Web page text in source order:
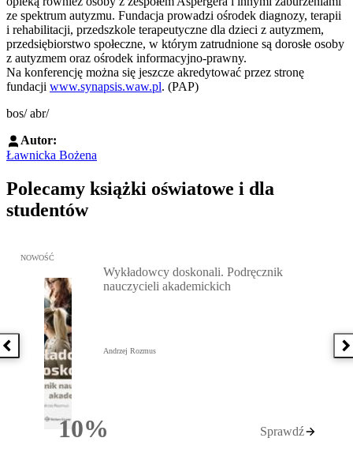
ze spektrum autyzmu. Fundacja prowadzi ośrodek diagnozy, terapii
i rehabilitacji, przedszkole terapeutyczne dla dzieci z autyzmem,
przedsiębiorstwo społeczne, w którym zatrudnione są dorosłe osoby
z autyzmem oraz ośrodek informacyjno-prawny.
Na konferencję można się jeszcze akredytować przez stronę
fundacji www.synapsis.waw.pl. (PAP)
bos/ abr/
Autor:
Ławnicka Bożena
Polecamy książki oświatowe i dla
studentów
Poprzednia książka
Przejdź do: Wykładowcy doskonali. Podręcznik nauczycieli
NOWOŚĆ
10%Rabatu
Wykładowcy doskonali. Podręcznik
nauczycieli akademickich
Andrzej Rozmus
Sprawdź